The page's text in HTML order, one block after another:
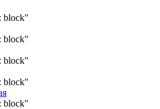
block"
block"
block"
block"
block"